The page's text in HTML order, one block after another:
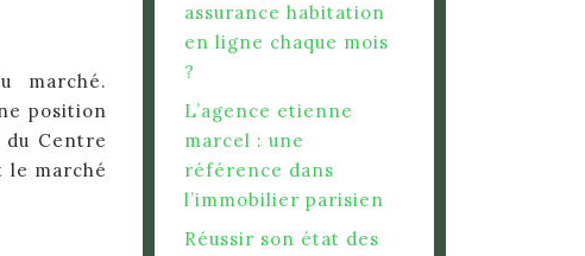
marché.
position
Centre
le marché
assurance habitation
en ligne chaque mois
?
L’agence etienne
marcel : une
référence dans
l’immobilier parisien
Réussir son état des